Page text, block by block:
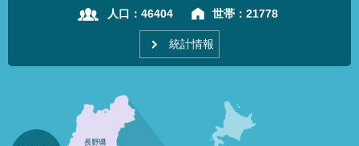
人口： 46404 世帯： 21778
統計情報